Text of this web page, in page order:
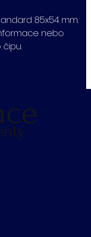
85x54 mm.
nebo